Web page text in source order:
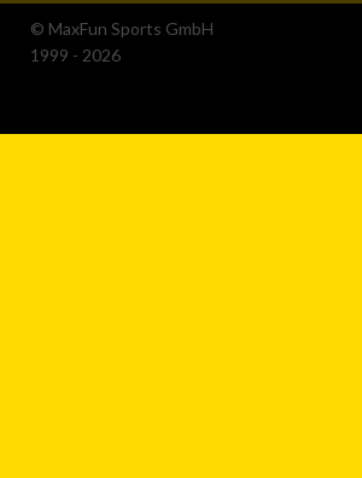
© MaxFun Sports GmbH
1999 - 2026